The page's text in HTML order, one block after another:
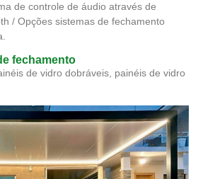
de controle de áudio através de
/ Opções sistemas de fechamento
fechamento
de vidro dobráveis, painéis de vidro